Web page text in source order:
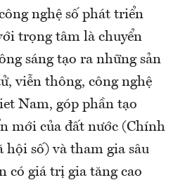
nghệ số phát triển
trọng tâm là chuyển
sáng tạo ra những sản
viễn thông, công nghệ
Nam, góp phần tạo
mới của đất nước (Chính
hội số) và tham gia sâu
có giá trị gia tăng cao